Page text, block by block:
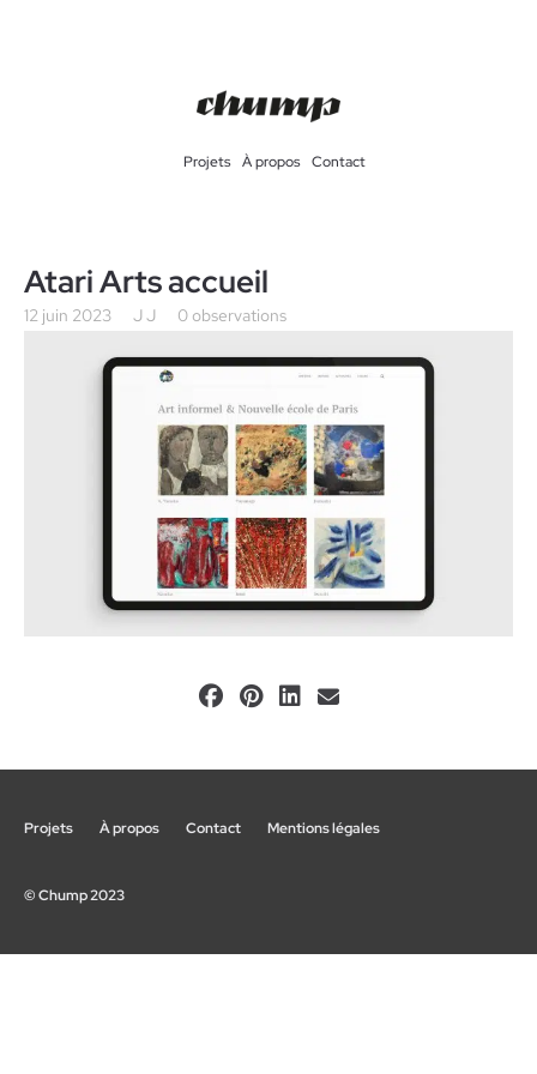
Projets À propos Contact
Atari Arts accueil
12 juin 2023 J J 0 observations
Projets À propos Contact Mentions légales
© Chump 2023